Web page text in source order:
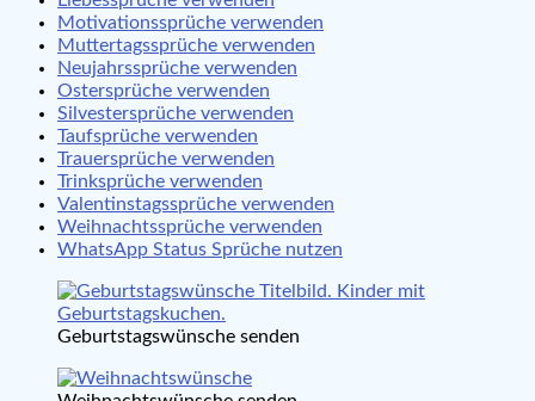
Motivationssprüche verwenden
Muttertagssprüche verwenden
Neujahrssprüche verwenden
Ostersprüche verwenden
Silvestersprüche verwenden
Taufsprüche verwenden
Trauersprüche verwenden
Trinksprüche verwenden
Valentinstagssprüche verwenden
Weihnachtssprüche verwenden
WhatsApp Status Sprüche nutzen
Geburtstagswünsche senden